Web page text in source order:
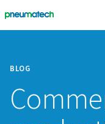
BLOG